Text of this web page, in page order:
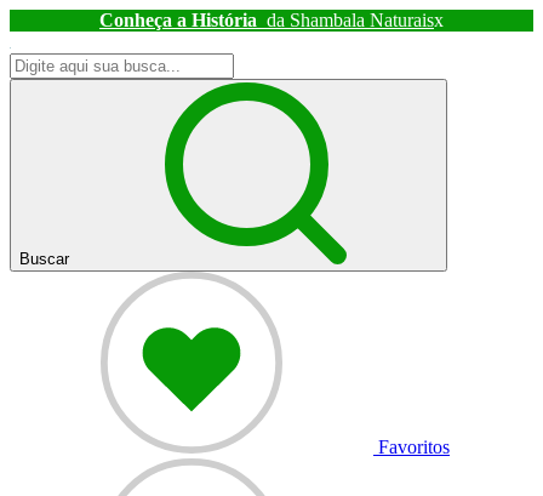
Conheça a História da Shambala Naturaisx
Buscar
Favoritos